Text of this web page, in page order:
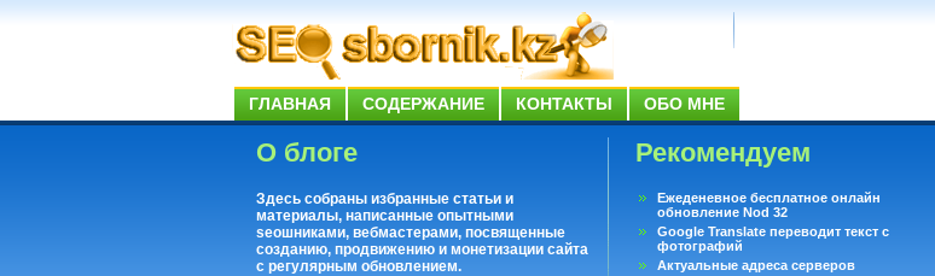
ГЛАВНАЯ СОДЕРЖАНИЕ КОНТАКТЫ ОБО МНЕ
О блоге
Здесь собраны избранные статьи и
материалы, написанные опытными
seoшниками, вебмастерами, посвященные
созданию, продвижению и монетизации сайта
с регулярным обновлением.
Рекомендуем
Ежеденевное бесплатное онлайн
обновление Nod 32
Google Translate переводит текст с
фотографий
Актуальные адреса серверов